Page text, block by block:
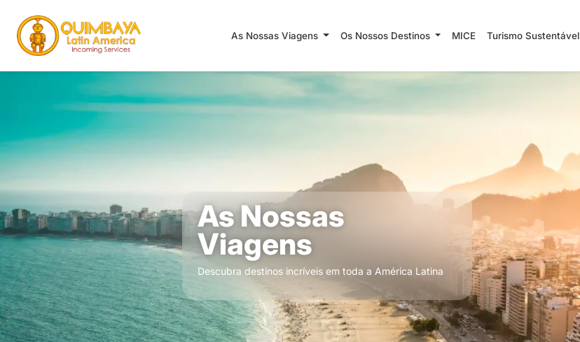
As Nossas Viagens Os Nossos Destinos MICE Turismo Sustentável
As Nossas
Viagens
Descubra destinos incríveis em toda a América Latina